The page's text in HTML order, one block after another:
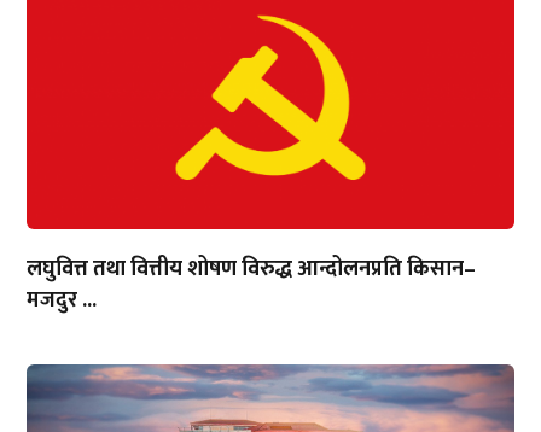
लघुवित्त तथा वित्तीय शोषण विरुद्ध आन्दोलनप्रति किसान–
मजदुर ...